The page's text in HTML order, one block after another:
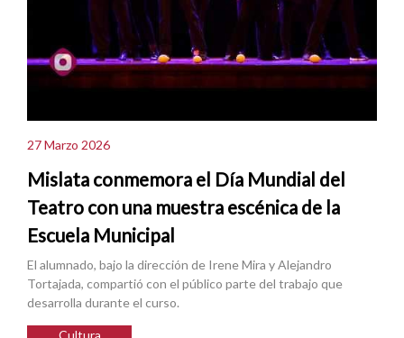
27 Marzo 2026
Mislata conmemora el Día Mundial del
Teatro con una muestra escénica de la
Escuela Municipal
El alumnado, bajo la dirección de Irene Mira y Alejandro
Tortajada, compartió con el público parte del trabajo que
desarrolla durante el curso.